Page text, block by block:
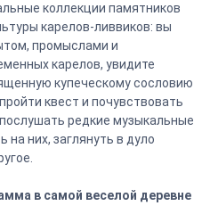
коллекции памятников
карелов-ливвиков: вы
промыслами и
карелов, увидите
купеческому сословию
квест и почувствовать
редкие музыкальные
них, заглянуть в дуло
в самой веселой деревне